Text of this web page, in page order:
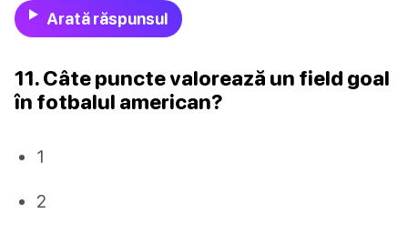
Arată răspunsul
11. Câte puncte valorează un field goal
în fotbalul american?
1
2